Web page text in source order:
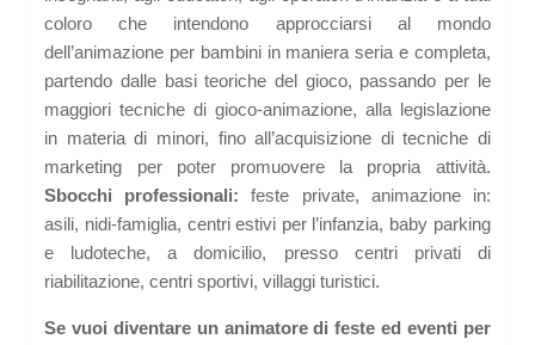
coloro che intendono approcciarsi al mondo
dell’animazione per bambini in maniera seria e completa,
partendo dalle basi teoriche del gioco, passando per le
maggiori tecniche di gioco-animazione, alla legislazione
in materia di minori, fino all’acquisizione di tecniche di
marketing per poter promuovere la propria attività.
Sbocchi professionali: feste private, animazione in:
asili, nidi-famiglia, centri estivi per l’infanzia, baby parking
e ludoteche, a domicilio, presso centri privati di
riabilitazione, centri sportivi, villaggi turistici.
Se vuoi diventare un animatore di feste ed eventi per